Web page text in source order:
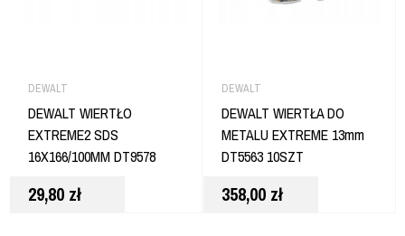
DEWALT
DEWALT WIERTŁO
EXTREME2 SDS
16X166/100MM DT9578
29,80 zł
DEWALT
DEWALT WIERTŁA DO
METALU EXTREME 13mm
DT5563 10SZT
358,00 zł